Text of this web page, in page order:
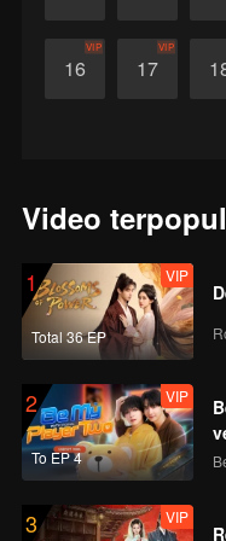
16
VIP
17
VIP
Video
1
Total 36 EP
VIP
2
To EP 4
VIP
3 VIP